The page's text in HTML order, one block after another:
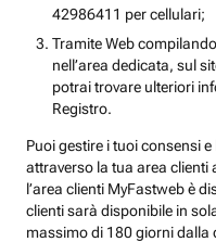
42986411 per cellulari;
Tramite Web
nell’area dedicata, sul
potrai trovare ulteriori
Registro.
Puoi gestire i tuoi consensi
attraverso la tua area clienti
l’area clienti MyFastweb è
clienti sarà disponibile in
massimo di 180 giorni dalla